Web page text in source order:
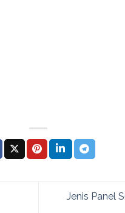
Jenis Panel